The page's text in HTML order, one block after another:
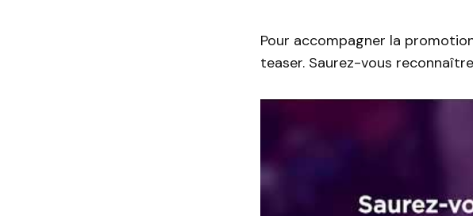
Pour accompagner la
teaser. Saurez-vous